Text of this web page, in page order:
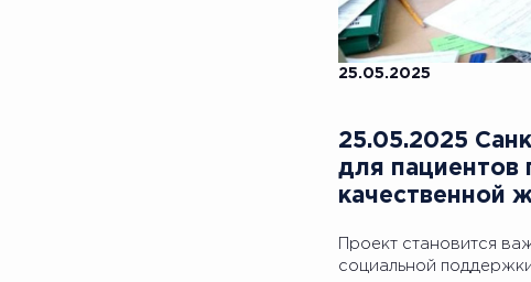
25.05.2025
25.05.2025
для пациентов
качественной
Проект становится
социальной